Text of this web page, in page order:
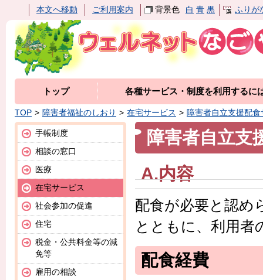
本文へ移動 ご利用案内 背景色 白 青 黒 ふりが
トップ 各種サービス・制度を利用するに
TOP 障害者福祉のしおり 在宅サービス 障害者自立支援配食
障害者自立支
A.内容
配食が必要と認め
とともに、利用者
配食経費
手帳制度
相談の窓口
医療
在宅サービス
社会参加の促進
住宅
税金・公共料金等の減
免等
雇用の相談